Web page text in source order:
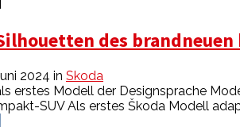
des
2024 in Skoda
erstes Modell der Designsprache
SUV Als erstes Škoda Modell